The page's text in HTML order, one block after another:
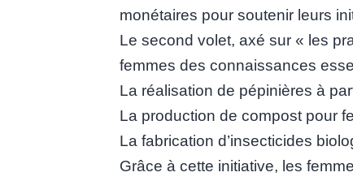
monétaires pour soutenir leurs
Le second volet, axé sur « les
femmes des connaissances
La réalisation de pépinières à
La production de compost pour
La fabrication d’insecticides
Grâce à cette initiative, les